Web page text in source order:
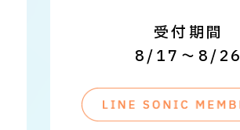
受付期間
8/17～8/26